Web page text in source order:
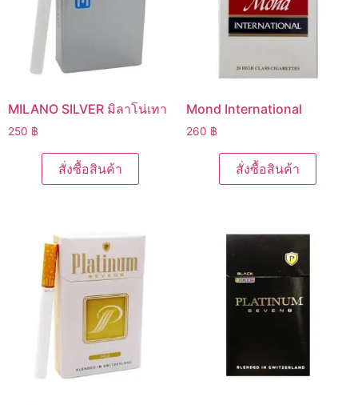
MILANO SILVER มิลาโน่เทา
250 ฿
สั่งซื้อสินค้า
Mond International
260 ฿
สั่งซื้อสินค้า